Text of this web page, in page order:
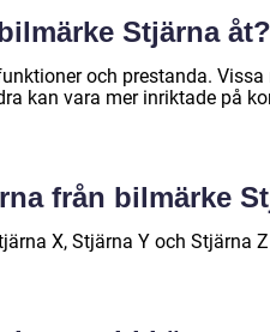
Stjärna åt?
och prestanda. Vissa
kan vara mer inriktade på
från bilmärke
X, Stjärna Y och Stjärna